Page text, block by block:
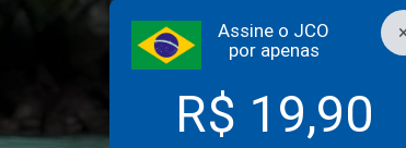
Assine o JCO
por apenas
R$ 19,90